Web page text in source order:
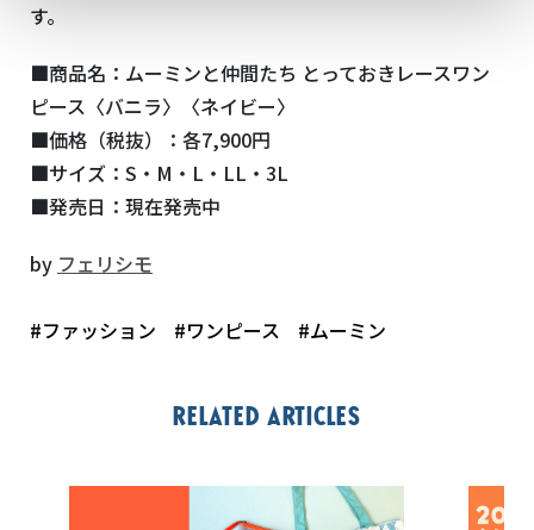
す。
■商品名：ムーミンと仲間たち とっておきレースワン
ピース〈バニラ〉〈ネイビー〉
■価格（税抜）：各7,900円
■サイズ：S・M・L・LL・3L
■発売日：現在発売中
by フェリシモ
#ファッション #ワンピース #ムーミン
Related articles